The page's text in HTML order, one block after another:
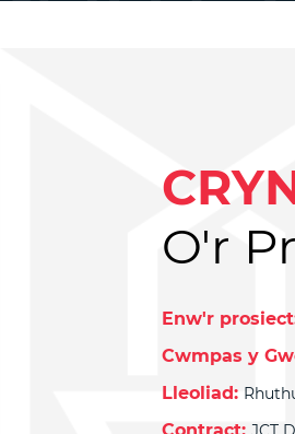
O'r
Enw'r
Cwmpas y
Lleoliad: